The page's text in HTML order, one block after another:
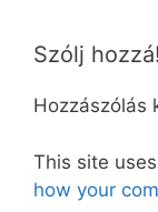
Szólj hozzá!
Hozzászólás
This site
how your